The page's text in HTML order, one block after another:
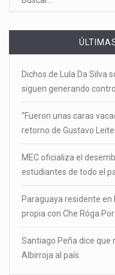
Dichos de Lula Da Silva
siguen generando
“Fueron unas caras
retorno de Gustavo Leite
MEC oficializa el
estudiantes de todo el
Paraguaya residente en
propia con Che Róga
Santiago Peña dice que
Albirroja al país